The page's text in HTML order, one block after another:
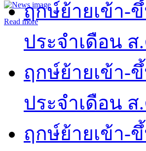
Read moreฤกษ์ย้ายเข้า-
ประจำเดือน ส
ฤกษ์ย้ายเข้า-
ประจำเดือน ส
ฤกษ์ย้ายเข้า-